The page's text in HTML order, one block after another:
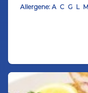
Allergene: A C G L M